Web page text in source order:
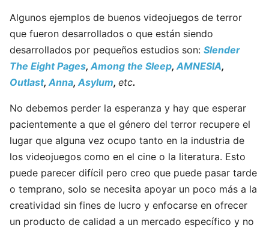
Algunos ejemplos de buenos videojuegos de terror
que fueron desarrollados o que están siendo
desarrollados por pequeños estudios son: Slender
The Eight Pages, Among the Sleep, AMNESIA,
Outlast, Anna, Asylum, etc.
No debemos perder la esperanza y hay que esperar
pacientemente a que el género del terror recupere el
lugar que alguna vez ocupo tanto en la industria de
los videojuegos como en el cine o la literatura. Esto
puede parecer difícil pero creo que puede pasar tarde
o temprano, solo se necesita apoyar un poco más a la
creatividad sin fines de lucro y enfocarse en ofrecer
un producto de calidad a un mercado específico y no